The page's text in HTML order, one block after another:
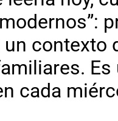
contexto
cada